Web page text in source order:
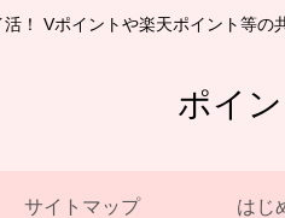
！ Vポイントや楽天ポイント等
ポイ
サイトマップ はじ